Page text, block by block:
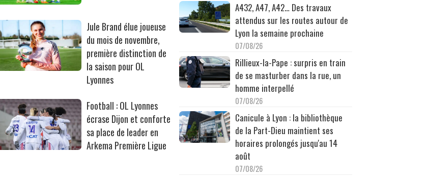
Jule Brand élue joueuse
du mois de novembre,
première distinction de
la saison pour OL
Lyonnes
Football : OL Lyonnes
écrase Dijon et conforte
sa place de leader en
Arkema Première Ligue
A432, A47, A42… Des travaux
attendus sur les routes autour de
Lyon la semaine prochaine
07/08/26
Rillieux-la-Pape : surpris en train
de se masturber dans la rue, un
homme interpellé
07/08/26
Canicule à Lyon : la bibliothèque
de la Part-Dieu maintient ses
horaires prolongés jusqu'au 14
août
07/08/26